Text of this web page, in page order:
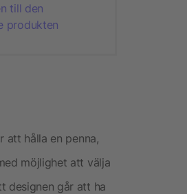
till den
produkten
hålla en penna,
möjlighet att välja
designen går att ha